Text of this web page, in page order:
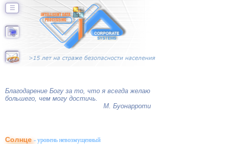
☰
Благодарение Богу за то, что я всегда желаю
большего, чем могу достичь.
М. Буонарроти
Солнце- уровень невозмущенный